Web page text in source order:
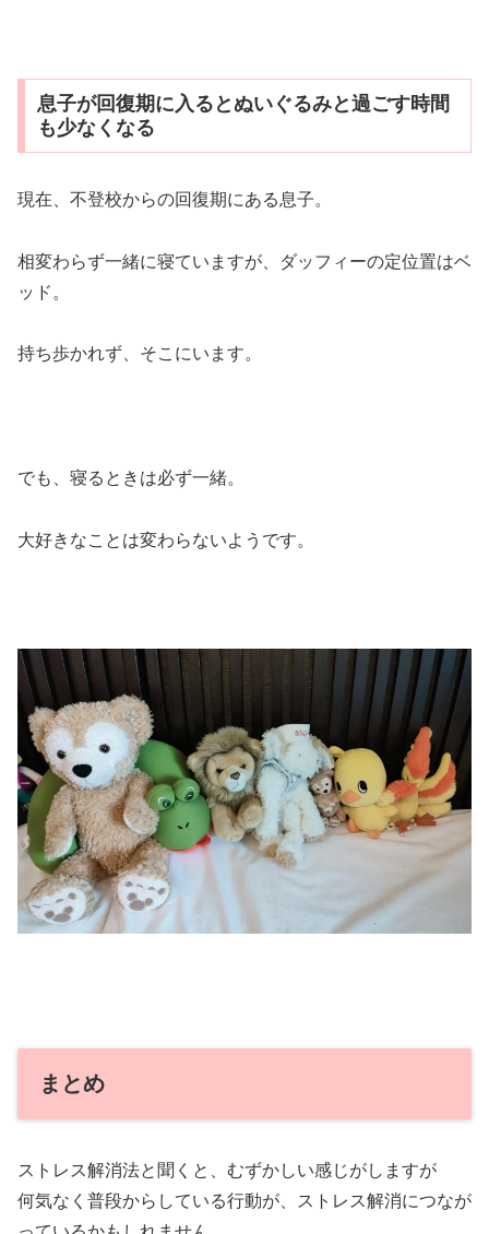
息子が回復期に入るとぬいぐるみと過ごす時間
も少なくなる
現在、不登校からの回復期にある息子。
相変わらず一緒に寝ていますが、ダッフィーの定位置はベ
ッド。
持ち歩かれず、そこにいます。
でも、寝るときは必ず一緒。
大好きなことは変わらないようです。
まとめ
ストレス解消法と聞くと、むずかしい感じがしますが
何気なく普段からしている行動が、ストレス解消につなが